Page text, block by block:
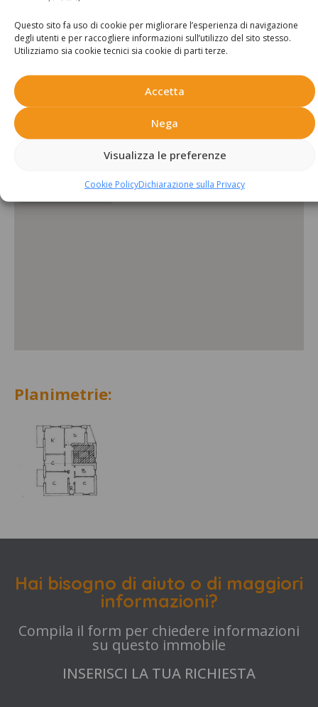
Questo sito fa uso di cookie per migliorare l’esperienza di navigazione
degli utenti e per raccogliere informazioni sull’utilizzo del sito stesso.
Utilizziamo sia cookie tecnici sia cookie di parti terze.
Accetta
Nega
Visualizza le preferenze
Cookie PolicyDichiarazione sulla Privacy
Servizi aggiuntivi:
Parcheggio Ripostiglio
Posizione:
Piuro località Prosto
Planimetrie:
Hai bisogno di aiuto o di maggiori
informazioni?
Compila il form per chiedere informazioni
su questo immobile
INSERISCI LA TUA RICHIESTA